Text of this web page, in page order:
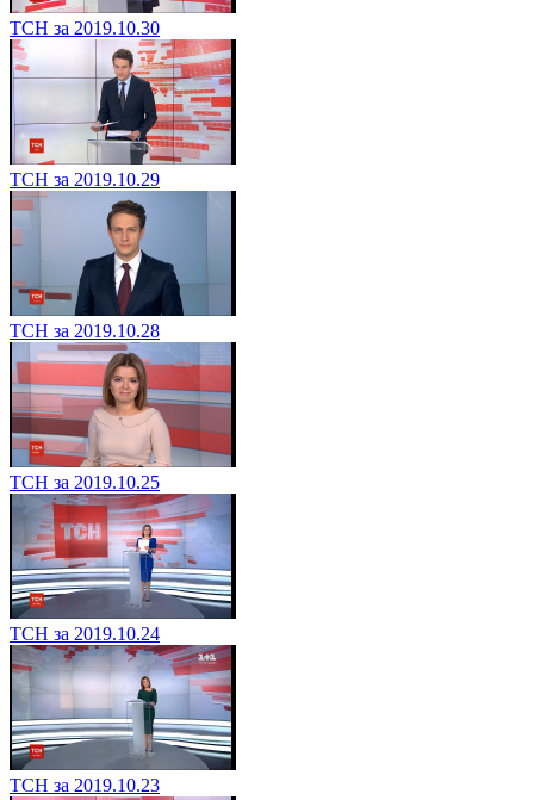
ТСН за 2019.10.30
ТСН за 2019.10.29
ТСН за 2019.10.28
ТСН за 2019.10.25
ТСН за 2019.10.24
ТСН за 2019.10.23